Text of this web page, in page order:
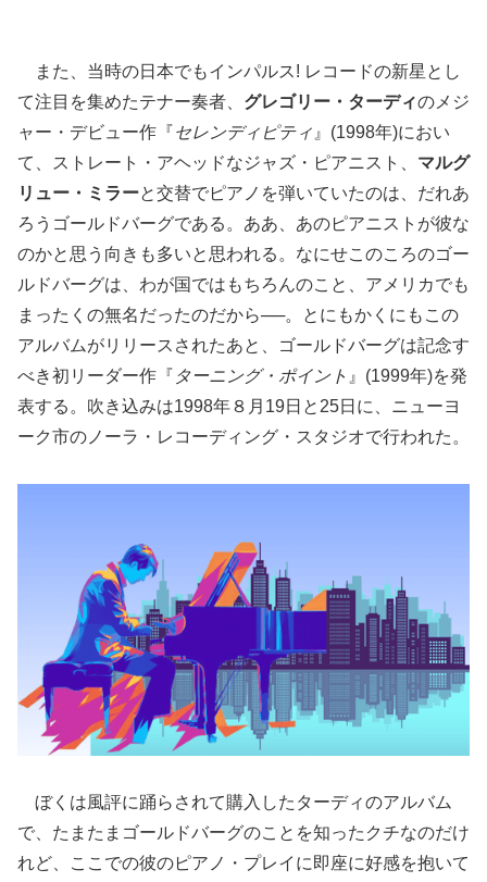
また、当時の日本でもインパルス! レコードの新星とし
て注目を集めたテナー奏者、 グレゴリー・ターディのメジ
ャー・デビュー作『セレンディピティ 』(1998年)におい
て、ストレート・アヘッドなジャズ・ピアニスト、 マルグ
リュー・ミラーと交替でピアノを弾いていたのは、だれあ
ろうゴールドバーグである。ああ、あのピアニストが彼な
のかと思う向きも多いと思われる。なにせこのころのゴー
ルドバーグは、わが国ではもちろんのこと、アメリカでも
まったくの無名だったのだから──。とにもかくにもこの
アルバムがリリースされたあと、ゴールドバーグは記念す
べき初リーダー作『 ターニング・ポイント 』(1999年)を発
表する。吹き込みは1998年８月19日と25日に、ニューヨ
ーク市のノーラ・レコーディング・スタジオで行われた。
ぼくは風評に踊らされて購入したターディのアルバム
で、たまたまゴールドバーグのことを知ったクチなのだけ
れど、ここでの彼のピアノ・プレイに即座に好感を抱いて